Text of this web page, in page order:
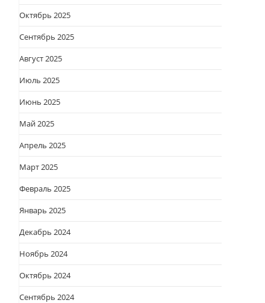
Октябрь 2025
Сентябрь 2025
Август 2025
Июль 2025
Июнь 2025
Май 2025
Апрель 2025
Март 2025
Февраль 2025
Январь 2025
Декабрь 2024
Ноябрь 2024
Октябрь 2024
Сентябрь 2024